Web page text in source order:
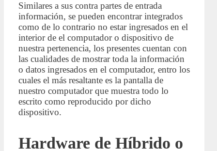
Similares a sus contra partes de entrada
información, se pueden encontrar integrados
como de lo contrario no estar ingresados en el
interior de el computador o dispositivo de
nuestra pertenencia, los presentes cuentan con
las cualidades de mostrar toda la información
o datos ingresados en el computador, entro los
cuales el más resaltante es la pantalla de
nuestro computador que muestra todo lo
escrito como reproducido por dicho
dispositivo.
Hardware de Híbrido o